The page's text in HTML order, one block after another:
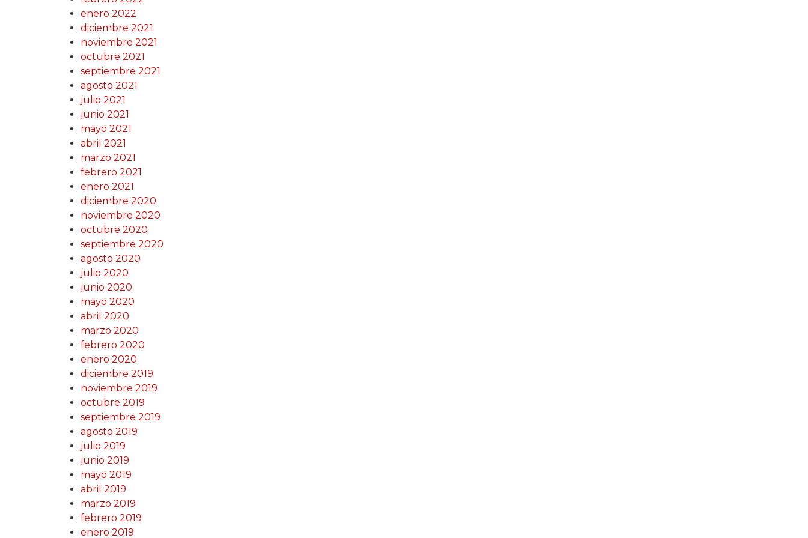
enero 2022
diciembre 2021
noviembre 2021
octubre 2021
septiembre 2021
agosto 2021
julio 2021
junio 2021
mayo 2021
abril 2021
marzo 2021
febrero 2021
enero 2021
diciembre 2020
noviembre 2020
octubre 2020
septiembre 2020
agosto 2020
julio 2020
junio 2020
mayo 2020
abril 2020
marzo 2020
febrero 2020
enero 2020
diciembre 2019
noviembre 2019
octubre 2019
septiembre 2019
agosto 2019
julio 2019
junio 2019
mayo 2019
abril 2019
marzo 2019
febrero 2019
enero 2019